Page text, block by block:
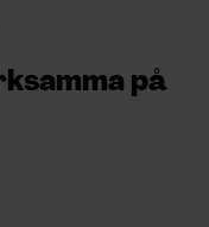
på